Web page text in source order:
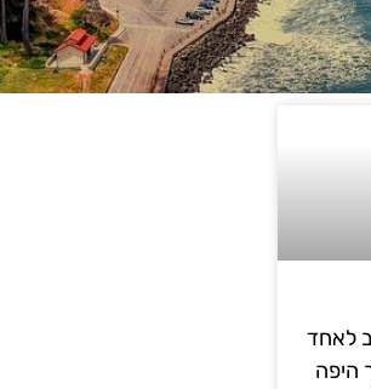
לאחד
היפה